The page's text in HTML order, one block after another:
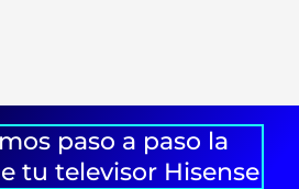
paso a paso la
tu televisor Hisense